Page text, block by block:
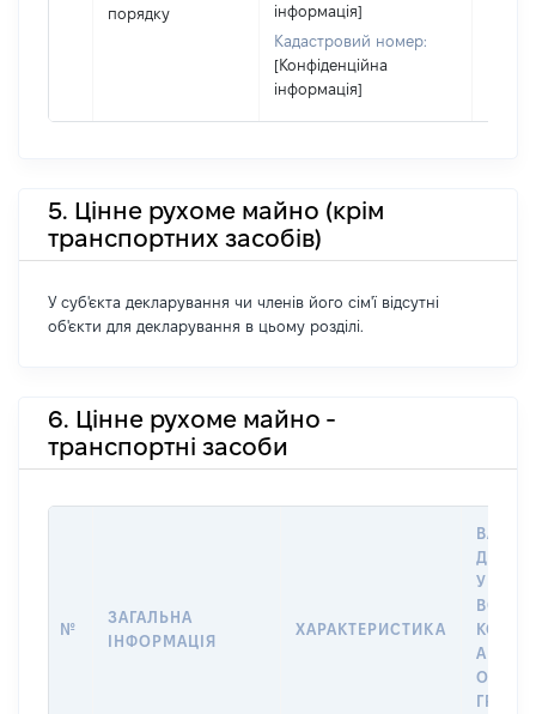
порядку
інформація]
Кадастровий номер:
[Конфіденційна
інформація]
5. Цінне рухоме майно (крім
транспортних засобів)
У суб'єкта декларування чи членів його сім'ї відсутні
об'єкти для декларування в цьому розділі.
6. Цінне рухоме майно -
транспортні засоби
№
ЗАГАЛЬНА
ІНФОРМАЦІЯ
ХАРАКТЕРИСТИКА
ДАТУ
У
АБО